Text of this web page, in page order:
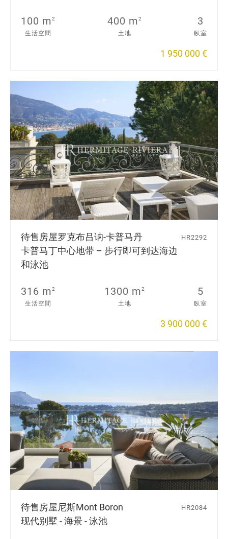
100 m2
生活空間
400 m2
土地
3
臥室
1 950 000 €
待售房屋罗克布吕讷-卡普马丹
卡普马丁中心地带 – 步行即可到达海边
和泳池
HR2292
316 m2
生活空間
1300 m2
土地
5
臥室
3 900 000 €
待售房屋尼斯Mont Boron
现代别墅 - 海景 - 泳池
HR2084